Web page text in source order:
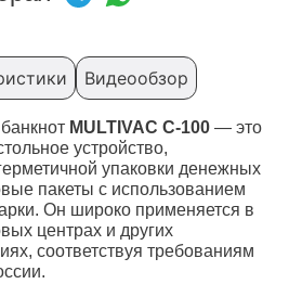
Видеообзор
MULTIVAC C-100 — это
устройство,
упаковки денежных
пакеты с использованием
Он широко применяется в
центрах и других
соответствуя требованиям